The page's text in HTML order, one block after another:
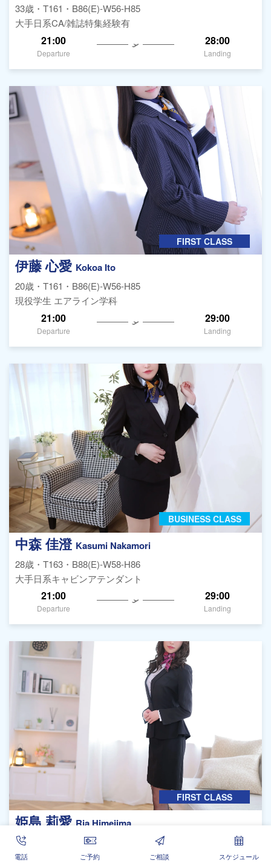
電話 ご予約 ご相談 スケジュール
33歳・T161・B86(E)-W56-H85
大手日系CA/雑誌特集経験有
21:00
Departure
28:00
Landing
FIRST CLASS
伊藤 心愛 Kokoa Ito
20歳・T161・B86(E)-W56-H85
現役学生 エアライン学科
21:00
Departure
29:00
Landing
BUSINESS CLASS
中森 佳澄 Kasumi Nakamori
28歳・T163・B88(E)-W58-H86
大手日系キャビンアテンダント
21:00
Departure
29:00
Landing
FIRST CLASS
姫島 莉愛 Ria Himejima
25歳・T166・B82(C)-W55-H82
大手日系航空会社CA